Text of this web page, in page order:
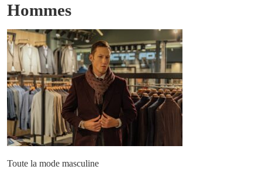
Hommes
Toute la mode masculine